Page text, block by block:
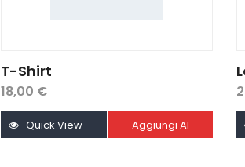
T-Shirt
18,00 €
Aggiungi Al
Quick View